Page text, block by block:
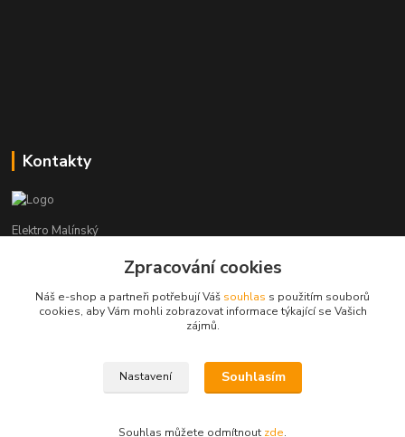
Kontakty
Elektro Malínský
+420 608 255 160
(Po-Čt - 8:30-16:00, Pá - 8:30-14:00)
Zpracování cookies
Náš e-shop a partneři potřebují Váš souhlas s použitím souborů
cookies, aby Vám mohli zobrazovat informace týkající se Vašich
zájmů.
Nastavení Souhlasím
Souhlas můžete odmítnout zde.